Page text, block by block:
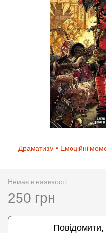
Драматизм • Емоційні
Немає в наявності
250 грн
Повідомити,